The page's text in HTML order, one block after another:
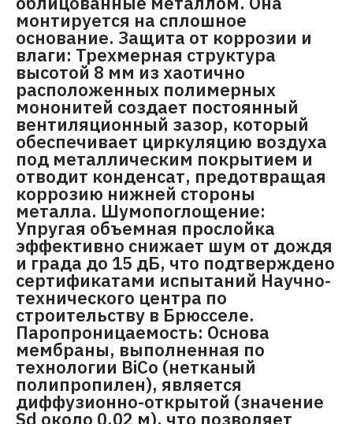
монтируется на сплошное
основание. Защита от коррозии и
влаги: Трехмерная структура
высотой 8 мм из хаотично
расположенных полимерных
мононитей создает постоянный
вентиляционный зазор, который
обеспечивает циркуляцию воздуха
под металлическим покрытием и
отводит конденсат, предотвращая
коррозию нижней стороны
металла. Шумопоглощение:
Упругая объемная прослойка
эффективно снижает шум от дождя
и града до 15 дБ, что подтверждено
сертификатами испытаний Научно-
технического центра по
строительству в Брюсселе.
Паропроницаемость: Основа
мембраны, выполненная по
технологии BiCo (нетканый
полипропилен), является
диффузионно-открытой (значение
Sd около 0,02 м), что позволяет